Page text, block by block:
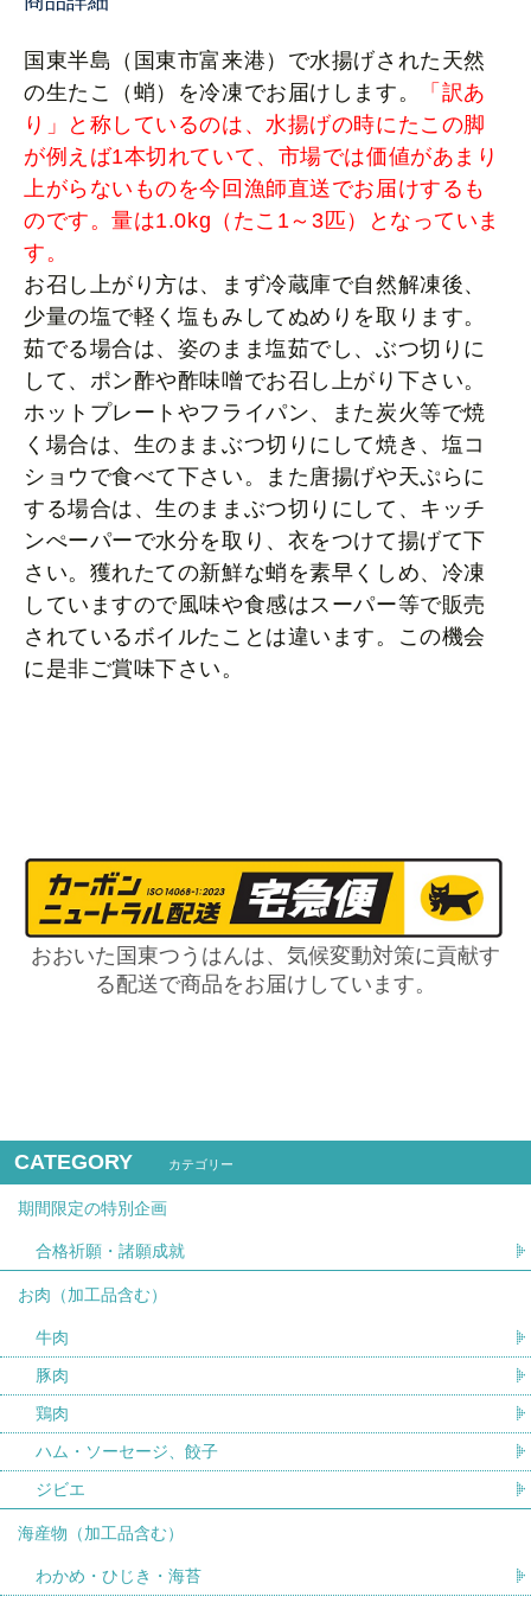
国東半島（国東市富来港）で水揚げされた天然
の生たこ（蛸）を冷凍でお届けします。
「訳あ
り」と称しているのは、水揚げの時にたこの脚
が例えば1本切れていて、市場では価値があまり
上がらないものを今回漁師直送でお届けするも
のです。量は1.0kg（たこ1～3匹）となっていま
す。
お召し上がり方は、まず冷蔵庫で自然解凍後、
少量の塩で軽く塩もみしてぬめりを取ります。
茹でる場合は、姿のまま塩茹でし、ぶつ切りに
して、ポン酢や酢味噌でお召し上がり下さい。
ホットプレートやフライパン、また炭火等で焼
く場合は、生のままぶつ切りにして焼き、塩コ
ショウで食べて下さい。また唐揚げや天ぷらに
する場合は、生のままぶつ切りにして、キッチ
ンぺーパーで水分を取り、衣をつけて揚げて下
さい。獲れたての新鮮な蛸を素早くしめ、冷凍
していますので風味や食感はスーパー等で販売
されているボイルたことは違います。この機会
に是非ご賞味下さい。
おおいた国東つうはんは、気候変動対策に貢献す
る配送で商品をお届けしています。
CATEGORY カテゴリー
期間限定の特別企画
合格祈願・諸願成就
お肉（加工品含む）
牛肉
豚肉
鶏肉
ハム・ソーセージ、餃子
ジビエ
海産物（加工品含む）
わかめ・ひじき・海苔